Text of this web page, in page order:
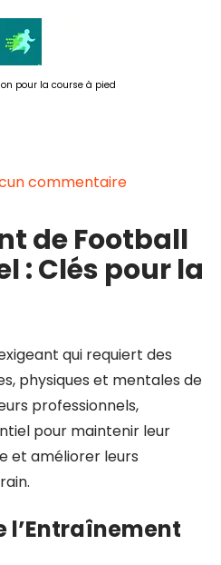
pour la course à pied
Les Clés de la
commentaire
de Football
: Clés pour la
qui requiert des
physiques et mentales de
professionnels,
pour maintenir leur
et améliorer leurs